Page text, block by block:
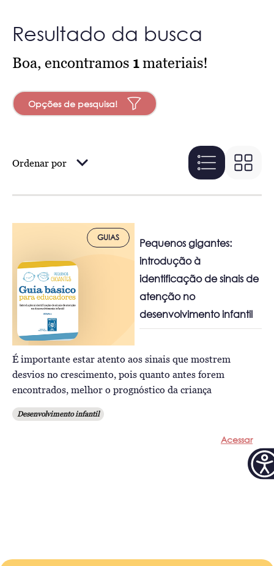
Resultado da busca
Boa, encontramos 1materiais!
Opções de pesquisa!
Ordenar por
GUIAS
Pequenos gigantes:
introdução à
identificação de sinais de
atenção no
desenvolvimento infantil
É importante estar atento aos sinais que mostrem
desvios no crescimento, pois quanto antes forem
encontrados, melhor o prognóstico da criança
Desenvolvimento infantil
Acessar